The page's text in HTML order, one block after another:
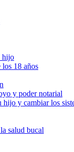
hijo
los 18 años
y poder notarial
hijo y cambiar los
salud bucal